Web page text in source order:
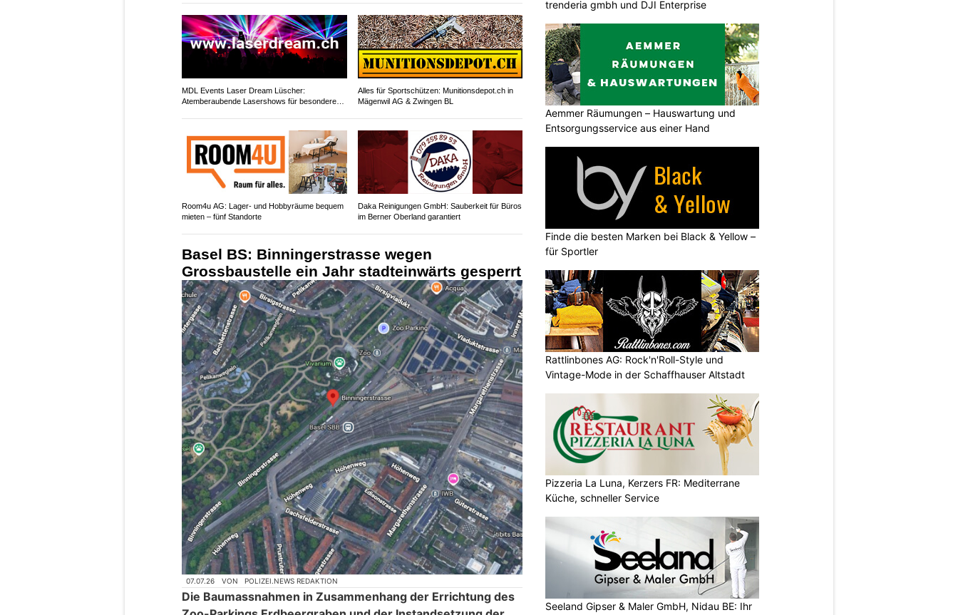
MDL Events Laser Dream Lüscher:
Atemberaubende Lasershows für besondere
Alles für Sportschützen: Munitionsdepot.ch in
Mägenwil AG & Zwingen BL
Room4u AG: Lager- und Hobbyräume bequem
mieten – fünf Standorte
Daka Reinigungen GmbH: Sauberkeit für Büros
im Berner Oberland garantiert
Basel BS: Binningerstrasse wegen
Grossbaustelle ein Jahr stadteinwärts gesperrt
07.07.26 VON POLIZEI.NEWS REDAKTION
Die Baumassnahmen in Zusammenhang der Errichtung des
trenderia gmbh und DJI Enterprise
Aemmer Räumungen – Hauswartung und
Entsorgungsservice aus einer Hand
Finde die besten Marken bei Black & Yellow –
für Sportler
Rattlinbones AG: Rock'n'Roll-Style und
Vintage-Mode in der Schaffhauser Altstadt
Pizzeria La Luna, Kerzers FR: Mediterrane
Küche, schneller Service
Seeland Gipser & Maler GmbH, Nidau BE: Ihr